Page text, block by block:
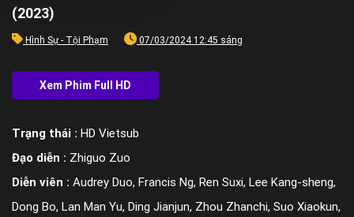
(2023)
Hình Sự - Tội Phạm 07/03/2024 12:45 sáng
Trạng thái : HD Vietsub
Đạo diễn : Zhiguo Zuo
Diễn viên : Audrey Duo, Francis Ng, Ren Suxi, Lee Kang-sheng,
Dong Bo, Lan Man Yu, Ding Jianjun, Zhou Zhanchi, Suo Xiaokun,